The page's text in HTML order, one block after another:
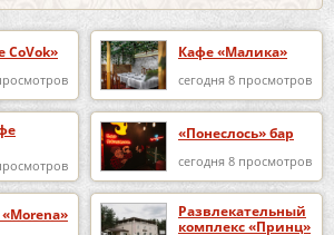
CoVok» Кафе «Малика»
сегодня 8 просмотров
«Понеслось» бар
сегодня 8 просмотров
Развлекательный
комплекс «Принц»